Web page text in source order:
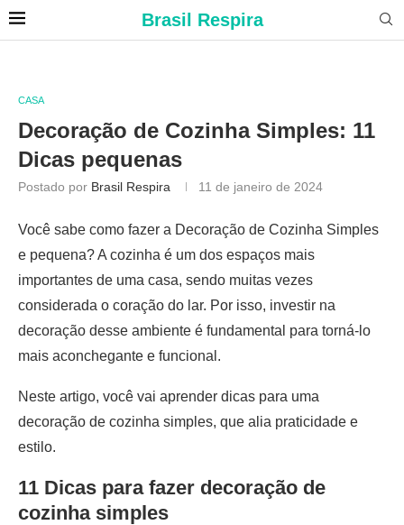
Brasil Respira
CASA
Decoração de Cozinha Simples: 11
Dicas pequenas
Postado por Brasil Respira 11 de janeiro de 2024
Você sabe como fazer a Decoração de Cozinha Simples
e pequena? A cozinha é um dos espaços mais
importantes de uma casa, sendo muitas vezes
considerada o coração do lar. Por isso, investir na
decoração desse ambiente é fundamental para torná-lo
mais aconchegante e funcional.
Neste artigo, você vai aprender dicas para uma
decoração de cozinha simples, que alia praticidade e
estilo.
11 Dicas para fazer decoração de
cozinha simples